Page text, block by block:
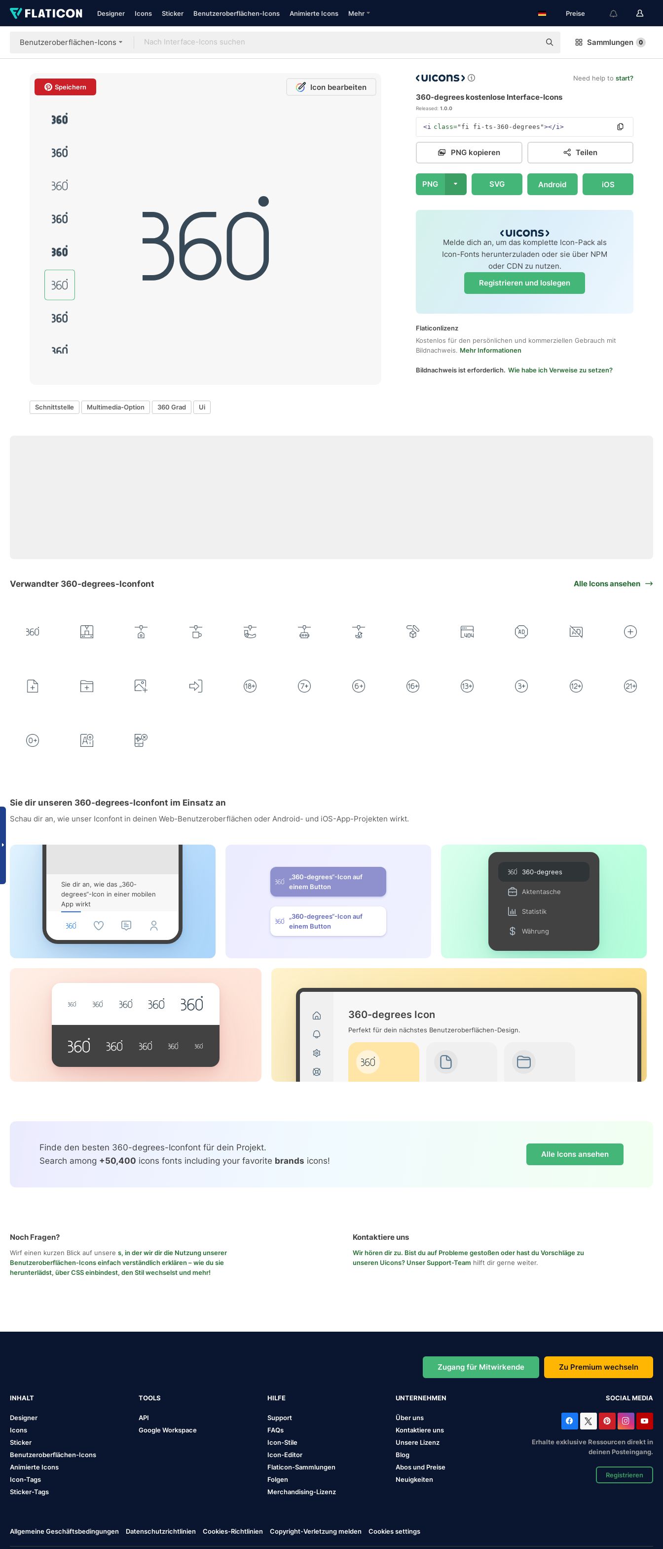
Designer Icons Sticker Benutzeroberflächen-Icons Animierte Icons Mehr Preise
Benutzeroberflächen-Icons Sammlungen 0
Speichern Icon bearbeiten
Need help to start?
360-degrees kostenlose Interface-Icons
Released: 1.0.0
<i class="fi fi-ts-360-degrees"></i>
PNG kopieren Teilen
PNG SVG Android iOS
Melde dich an, um das komplette Icon-Pack als
Icon-Fonts herunterzuladen oder sie über NPM
oder CDN zu nutzen.
Registrieren und loslegen
Flaticonlizenz
Kostenlos für den persönlichen und kommerziellen Gebrauch mit
Bildnachweis. Mehr Informationen
Bildnachweis ist erforderlich. Wie habe ich Verweise zu setzen?
Schnittstelle Multimedia-Option 360 Grad Ui
Verwandter 360-degrees-Iconfont Alle Icons ansehen
Sie dir unseren 360-degrees-Iconfont im Einsatz an
Schau dir an, wie unser Iconfont in deinen Web-Benutzeroberflächen oder Android- und iOS-App-Projekten wirkt.
Sie dir an, wie das „360-
degrees“-Icon in einer mobilen
App wirkt
„360-degrees“-Icon auf
einem Button
„360-degrees“-Icon auf
einem Button
360-degrees
Aktentasche
Statistik
Währung
360-degrees Icon
Perfekt für dein nächstes Benutzeroberflächen-Design.
Finde den besten 360-degrees-Iconfont für dein Projekt.
Search among +50,400 icons fonts including your favorite brands icons!
Alle Icons ansehen
Noch Fragen?
Wirf einen kurzen Blick auf unsere s, in der wir dir die Nutzung unserer
Benutzeroberflächen-Icons einfach verständlich erklären – wie du sie
herunterlädst, über CSS einbindest, den Stil wechselst und mehr!
Kontaktiere uns
Wir hören dir zu. Bist du auf Probleme gestoßen oder hast du Vorschläge zu
unseren Uicons? Unser Support-Team hilft dir gerne weiter.
Zugang für Mitwirkende Zu Premium wechseln
INHALT
Designer
Icons
Sticker
Benutzeroberflächen-Icons
Animierte Icons
Icon-Tags
Sticker-Tags
TOOLS
API
Google Workspace
HILFE
Support
FAQs
Icon-Stile
Icon-Editor
Flaticon-Sammlungen
Folgen
Merchandising-Lizenz
UNTERNEHMEN
Über uns
Kontaktiere uns
Unsere Lizenz
Blog
Abos und Preise
Neuigkeiten
SOCIAL MEDIA
Erhalte exklusive Ressourcen direkt in
deinen Posteingang.
Registrieren
Allgemeine Geschäftsbedingungen Datenschutzrichtlinien Cookies-Richtlinien Copyright-Verletzung melden Cookies settings